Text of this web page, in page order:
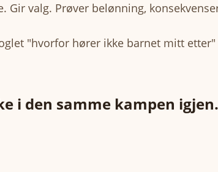
Gir valg. Prøver belønning,
"hvorfor hører ikke barnet mitt etter"
i den samme kampen igjen.